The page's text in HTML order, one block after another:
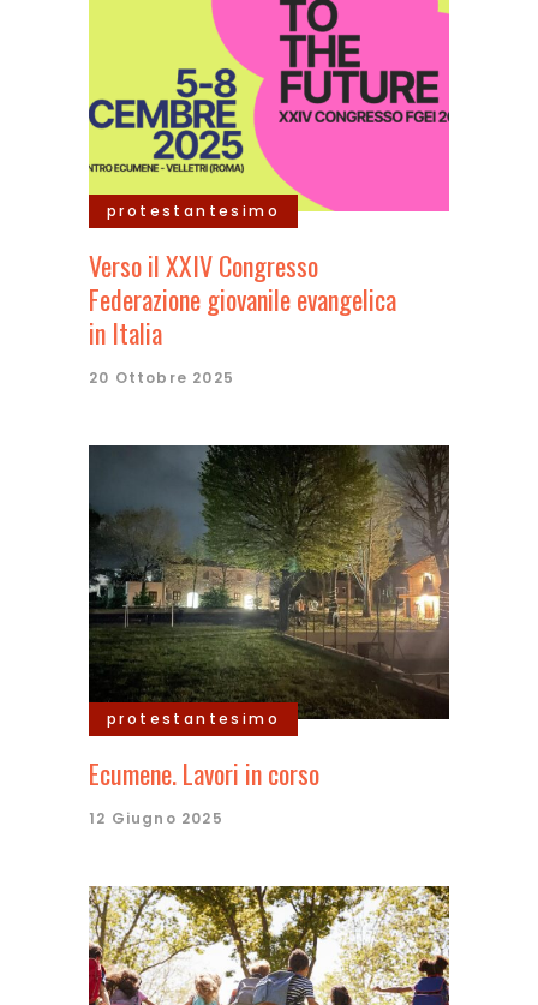
protestantesimo
Verso il XXIV Congresso
Federazione giovanile evangelica
in Italia
20 Ottobre 2025
protestantesimo
Ecumene. Lavori in corso
12 Giugno 2025